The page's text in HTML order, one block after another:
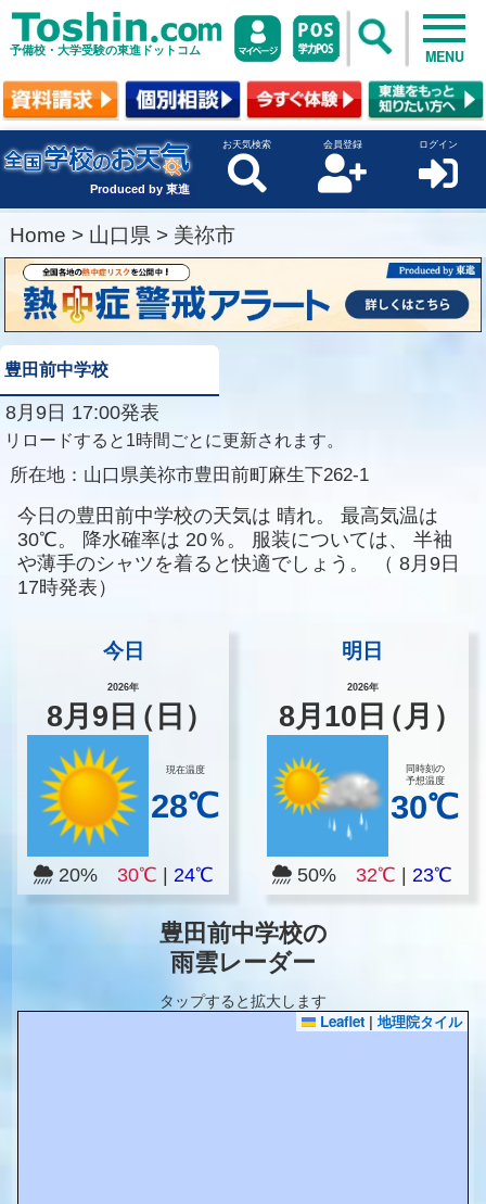
予備校・大学受験の東進ドットコム MENU
Produced by 東進
お天気検索 会員登録 ログイン
Home > 山口県 > 美祢市
豊田前中学校
8月9日 17:00発表
リロードすると1時間ごとに更新されます。
所在地： 山口県美祢市豊田前町麻生下262-1
今日の豊田前中学校の天気は 晴れ。
最高気温は
30℃。
降水確率は 20％。 服装については、
半袖
や薄手のシャツを着ると快適でしょう。
（ 8月9日
17時発表）
今日
2026年
8月 9 日（日）
現在温度
28℃
20% 30℃ 24℃
明日
2026年
8月 10 日（月）
同時刻の
予想温度
30℃
50%32℃ |23℃
豊田前中学校の
雨雲レーダー
タップすると拡大します
Leaflet | 地理院タイル